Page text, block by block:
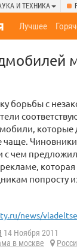
И ТЕХНИКА
Лучшее
борьбы с
которые
чаще.
с чем
рекламе,
попросту
news/
14 Ноября 2011
в москве